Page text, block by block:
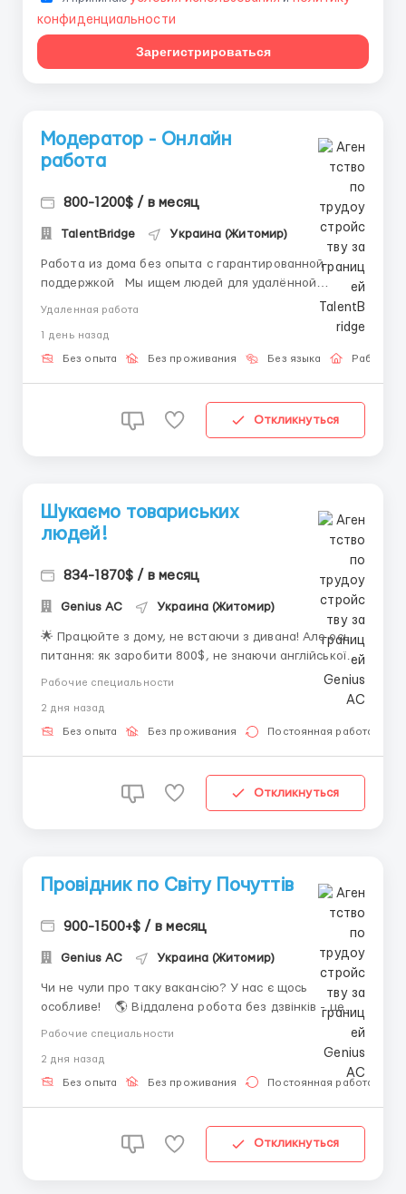
конфиденциальности
Зарегистрироваться
Модератор - Онлайн
работа
800-1200$ / в месяц
TalentBridge Украина (Житомир)
Работа из дома без опыта с гарантированной
поддержкой Мы ищем людей для удалённой
работы, которую можно освоить с нуля Если вы
хотите стабильный доход без вложений и давления,
эта вакансия для вас Обязанности: — Ведение
переписки с клиентами в чатах — О...
Удаленная работа
1 день назад
Без опыта Без проживания Без языка Работа
Откликнуться
Шукаємо товариських
людей!
834-1870$ / в месяц
Genius AС Украина (Житомир)
🌟 Працюйте з дому, не встаючи з дивана! Але ось
питання: як заробити 800$, не знаючи англійської?
🤔 💬 Відповідь проста - листуйтеся з клієнтами,
Кар'єрне зростання? Так, у нас він можливий, але ми
не обіцяємо, ...
Рабочие специальности
2 дня назад
Без опыта Без проживания Постоянная работа
Откликнуться
Провідник по Світу Почуттів
900-1500+$ / в месяц
Genius AС Украина (Житомир)
Чи не чули про таку вакансію? У нас є щось
особливе! 🌎 Віддалена робота без дзвінків - це
реально! 💵 Заробіток від $900 до $2000 - на
для спілкування з клієнтами у чаті. Навіть якщо ви не
розмовляєте м...
Рабочие специальности
2 дня назад
Без опыта Без проживания Постоянная работа
Откликнуться